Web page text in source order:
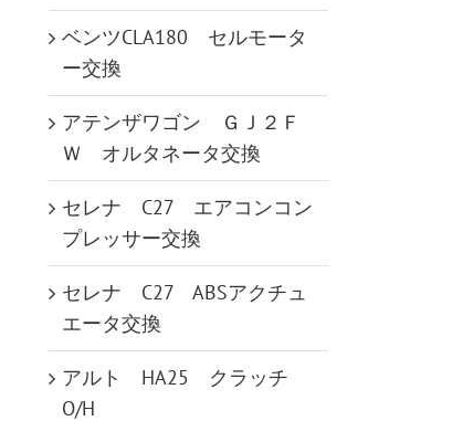
ベンツCLA180 セルモータ
ー交換
アテンザワゴン ＧＪ２Ｆ
Ｗ オルタネータ交換
セレナ C27 エアコンコン
プレッサー交換
セレナ C27 ABSアクチュ
エータ交換
アルト HA25 クラッチ
O/H